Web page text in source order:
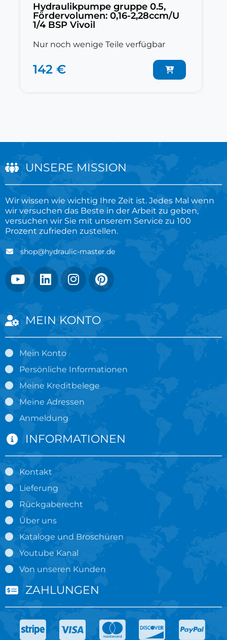
Hydraulikpumpe gruppe 0.5,
Fördervolumen: 0,16-2,28ccm/U
1/4 BSP Vivoil
Nur noch wenige Teile verfügbar
142 €
UNSERE MISSION
Wir wissen wie wichtig Ihre Zeit ist. Jedes Mal wenn
wir versuchen das Beste in der Arbeit zu geben,
versuchen wir Sie mit unserem Service zu 100
Prozent zufrieden zustellen.
shop@hydraulic-master.de
MEIN KONTO
Mein Konto
Persönliche Informationen
Meine Kreditbelege
Meine Adressen
Anmeldung
INFORMATIONEN
Kontakt
Lieferung
Rückgaberecht
Über uns
Kataloge und Broschüren
Youtube Kanal
Von unseren Kunden
ZAHLUNGEN